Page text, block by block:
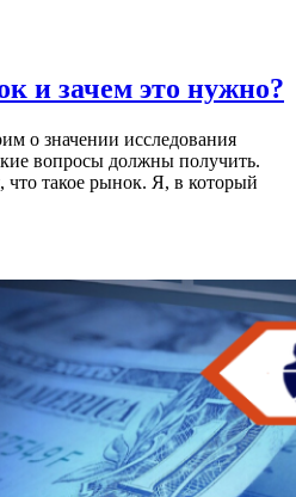
и зачем это нужно?
о значении исследования
вопросы должны получить.
что такое рынок. Я, в который